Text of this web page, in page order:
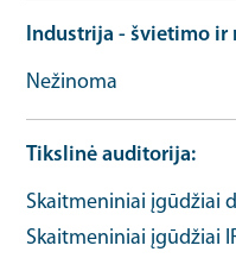
Industrija - švietimo ir
Nežinoma
Tikslinė auditorija
Skaitmeniniai įgūdžiai
Skaitmeniniai įgūdžiai